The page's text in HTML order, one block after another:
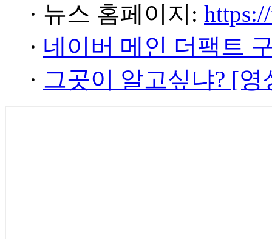
· 뉴스 홈페이지:
· 네이버 메인 더팩트
· 그곳이 알고싶냐? [